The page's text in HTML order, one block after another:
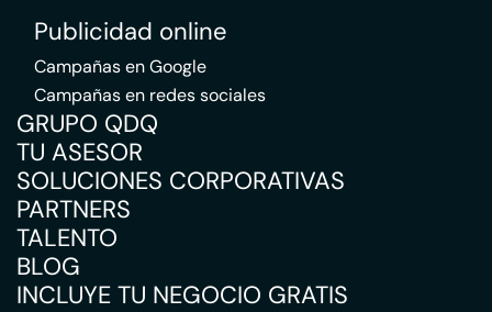
Publicidad online
Campañas en Google
Campañas en redes sociales
GRUPO QDQ
TU ASESOR
SOLUCIONES CORPORATIVAS
PARTNERS
TALENTO
BLOG
INCLUYE TU NEGOCIO GRATIS